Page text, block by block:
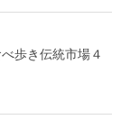
歩き伝統市場４